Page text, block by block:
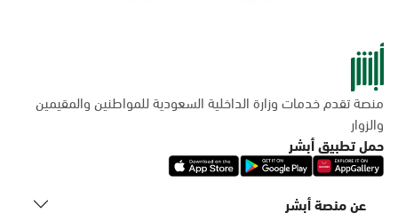
منصة تقدم خدمات وزارة الداخلية السعودية للمواطنين والمقيمين
والزوار
حمل تطبيق أبشر
عن منصة أبشر